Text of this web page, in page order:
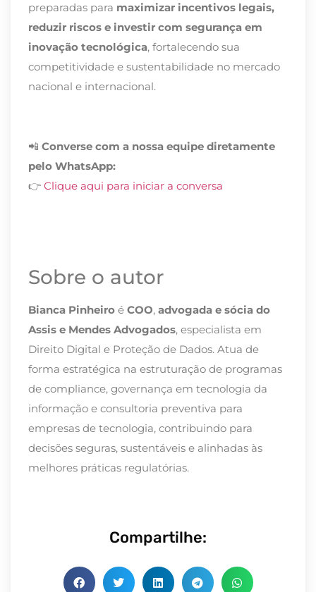
preparadas para maximizar incentivos legais,
reduzir riscos e investir com segurança em
inovação tecnológica, fortalecendo sua
competitividade e sustentabilidade no mercado
nacional e internacional.
📲 Converse com a nossa equipe diretamente
pelo WhatsApp:
👉 Clique aqui para iniciar a conversa
Sobre o autor
Bianca Pinheiro é COO, advogada e sócia do
Assis e Mendes Advogados, especialista em
Direito Digital e Proteção de Dados. Atua de
forma estratégica na estruturação de programas
de compliance, governança em tecnologia da
informação e consultoria preventiva para
empresas de tecnologia, contribuindo para
decisões seguras, sustentáveis e alinhadas às
melhores práticas regulatórias.
Compartilhe: